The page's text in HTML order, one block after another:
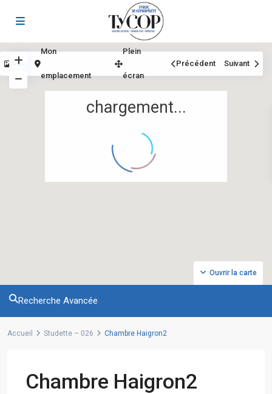
chargement...
Ouvrir la carte
Vue
Mon
emplacement
Plein
écran
Précédent Suivant
Recherche Avancée
Accueil Studette – 026 Chambre Haigron2
Chambre Haigron2